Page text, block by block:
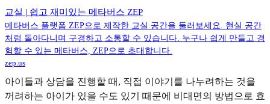
교실 | 쉽고 재미있는 메타버스 ZEP
메타버스 플랫폼 ZEP으로 제작한 교실 공간을 둘러보세요. 현실 공간
처럼 돌아다니며 구경하고 소통할 수 있습니다. 누구나 쉽게 만들고 경
험할 수 있는 메타버스, ZEP으로 초대합니다.
zep.us
아이들과 상담을 진행할 때, 직접 이야기를 나누려하는 것을
꺼려하는 아이가 있을 수도 있기 때문에 비대면의 방법으로 효